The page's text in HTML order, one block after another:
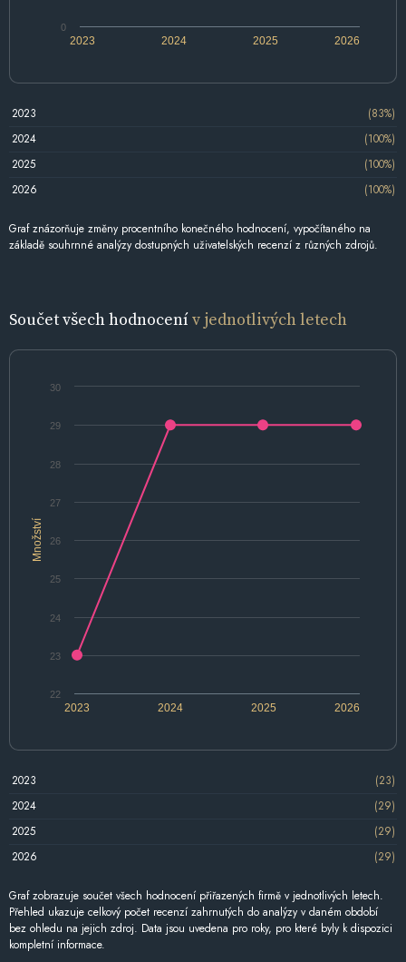
2024 2026
2023 2025
0
2023
(83%)
2024
(100%)
2025
(100%)
2026
(100%)
Graf znázorňuje změny procentního konečného hodnocení, vypočítaného na
základě souhrnné analýzy dostupných uživatelských recenzí z různých zdrojů.
Součet všech hodnocenív jednotlivých letech
Množství
2024 2026
2023 2025
22
23
24
25
26
27
28
29
30
2023
(23)
2024
(29)
2025
(29)
2026
(29)
Graf zobrazuje součet všech hodnocení přiřazených firmě v jednotlivých letech.
Přehled ukazuje celkový počet recenzí zahrnutých do analýzy v daném období
bez ohledu na jejich zdroj. Data jsou uvedena pro roky, pro které byly k dispozici
kompletní informace.